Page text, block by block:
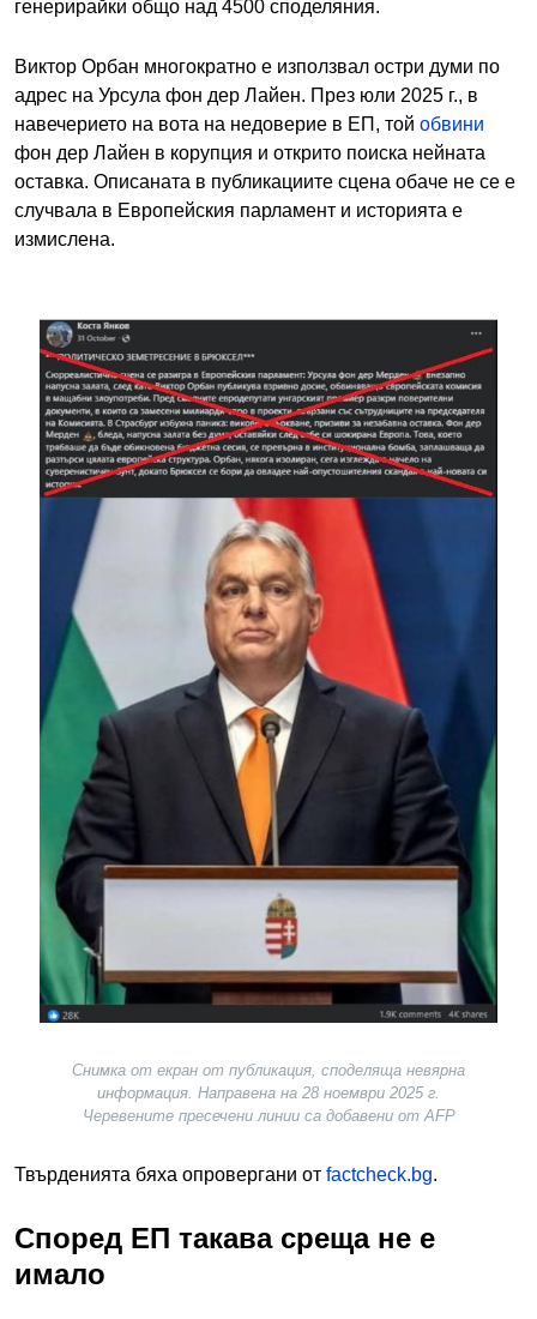
генерирайки общо над 4500 споделяния.
Виктор Орбан многократно е използвал остри думи по
адрес на Урсула фон дер Лайен. През юли 2025 г., в
навечерието на вота на недоверие в ЕП, той обвини
фон дер Лайен в корупция и открито поиска нейната
оставка. Описаната в публикациите сцена обаче не се е
случвала в Европейския парламент и историята е
измислена.
Image
Снимка от екран от публикация, споделяща невярна
информация. Направена на 28 ноември 2025 г.
Черевените пресечени линии са добавени от AFP
Твърденията бяха опровергани от factcheck.bg.
Според ЕП такава среща не е
имало